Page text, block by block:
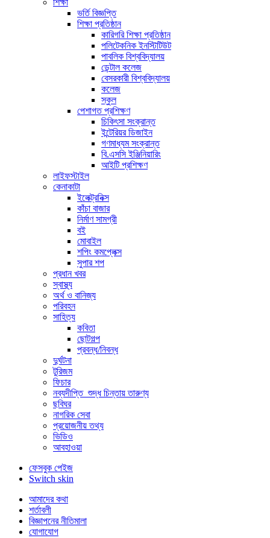
শিক্ষা
ভর্তি বিজ্ঞপ্তি
শিক্ষা প্রতিষ্ঠান
কারিগরি শিক্ষা প্রতিষ্ঠান
পলিটেকনিক ইনস্টিটিউট
পাবলিক বিশ্ববিদ্যালয়
ডেন্টাল কলেজ
বেসরকারী বিশ্ববিদ্যালয়
কলেজ
স্কুল
পেশাগত প্রশিক্ষণ
চিকিৎসা সংক্রান্ত
ইন্টেরিয়র ডিজাইন
গণমাধ্যম সংক্রান্ত
বি.এসসি ইঞ্জিনিয়ারিং
আইটি প্রশিক্ষণ
লাইফস্টাইল
কেনাকাটা
ইলেক্ট্রনিক্স
কাঁচা বাজার
নির্মাণ সামগ্রী
বই
মোবাইল
শপিং কমপ্লেক্স
সুপার শপ
প্রধান খবর
স্বাস্থ্য
অর্থ ও বানিজ্য
পরিবহন
সাহিত্য
কবিতা
ছোটগল্প
প্রবন্ধ/নিবন্ধ
দুর্ঘটনা
টুরিজম
ফিচার
নব্যদীপ্তি_শুদ্ধ চিন্তায় তারুণ্য
ছবিঘর
নাগরিক সেবা
প্রয়োজনীয় তথ্য
ভিডিও
আবহাওয়া
ফেসবুক পেইজ
Switch skin
আমাদের কথা
শর্তাবলী
বিজ্ঞাপনের নীতিমালা
যোগাযোগ